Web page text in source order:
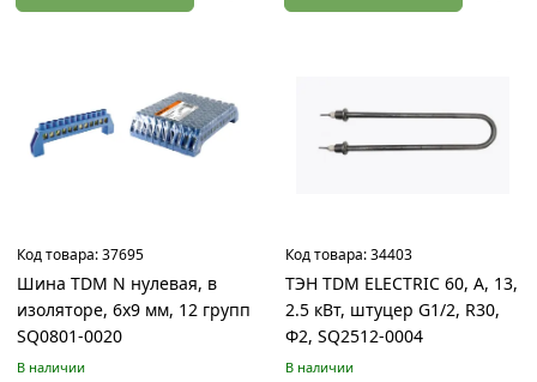
Код товара:37695
Шина TDM N нулевая, в
изоляторе, 6х9 мм, 12 групп
SQ0801-0020
В наличии
Код товара:34403
ТЭН TDM ELECTRIC 60, А, 13,
2.5 кВт, штуцер G1/2, R30,
Ф2, SQ2512-0004
В наличии